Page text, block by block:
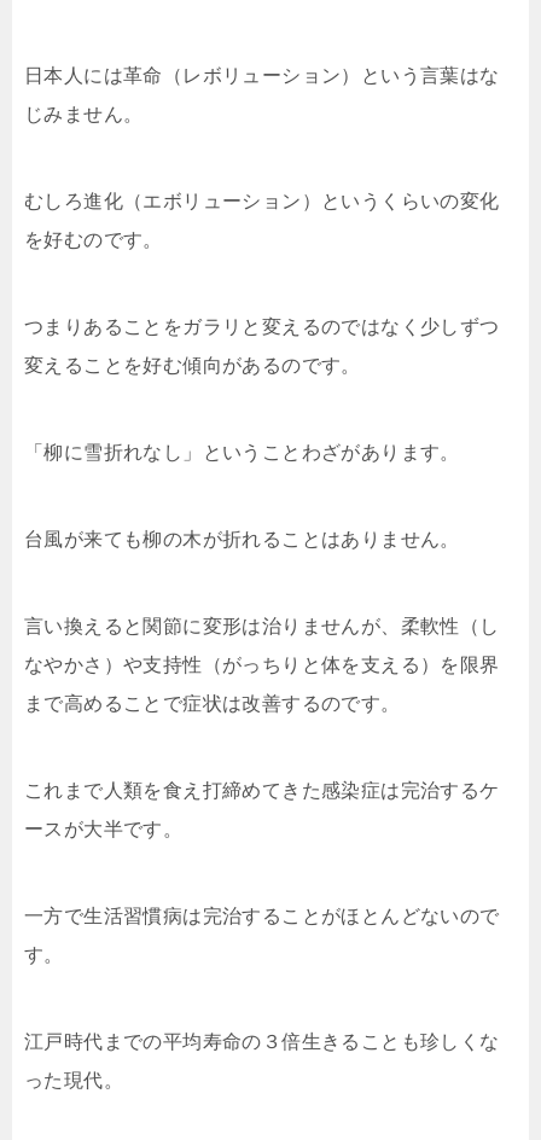
日本人には革命（レボリューション）という言葉はな
じみません。
むしろ進化（エボリューション）というくらいの変化
を好むのです。
つまりあることをガラリと変えるのではなく少しずつ
変えることを好む傾向があるのです。
「柳に雪折れなし」ということわざがあります。
台風が来ても柳の木が折れることはありません。
言い換えると関節に変形は治りませんが、柔軟性（し
なやかさ）や支持性（がっちりと体を支える）を限界
まで高めることで症状は改善するのです。
これまで人類を食え打締めてきた感染症は完治するケ
ースが大半です。
一方で生活習慣病は完治することがほとんどないので
す。
江戸時代までの平均寿命の３倍生きることも珍しくな
った現代。